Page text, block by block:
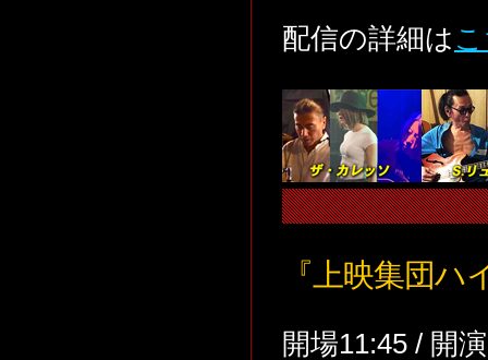
配信の詳細は
『上映集団ハ
開場11:45 / 開